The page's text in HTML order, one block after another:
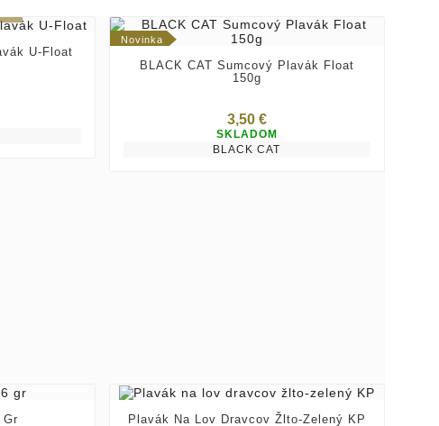
U-Float
Novinka
BLACK CAT Sumcový Plavák Float
150g
3,50 €
SKLADOM
BLACK CAT
Plavák Na Lov Dravcov Žlto-Zelený KP